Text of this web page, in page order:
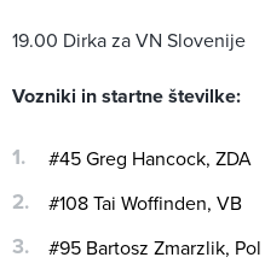
19.00 Dirka za VN Slovenije
Vozniki in startne številke:
#45 Greg Hancock, ZDA
#108 Tai Woffinden, VB
#95 Bartosz Zmarzlik, Pol